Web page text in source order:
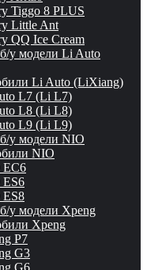
Tiggo 8 PLUS
Little Ant
QQ Ice Cream
у модели Li Auto
Li Auto (LiXiang)
L7 (Li L7)
L8 (Li L8)
L9 (Li L9)
у модели NIO
NIO
EC6
у модели Xpeng
Xpeng
P7
G3
G6